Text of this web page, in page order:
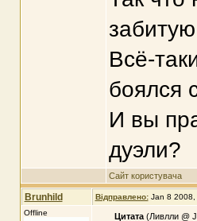
Всё-
боялся
И вы
дуэли?
Сайт користувача
Brunhild Відправлено: Jan 8 2008,
Offline
Цитата(Ливлли @